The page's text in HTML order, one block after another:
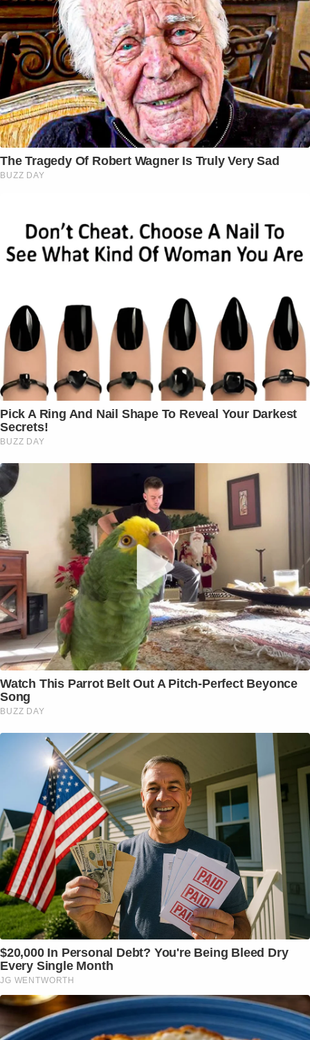
The Tragedy Of Robert Wagner Is Truly Very Sad
BUZZ DAY
Pick A Ring And Nail Shape To Reveal Your Darkest
Secrets!
BUZZ DAY
Watch This Parrot Belt Out A Pitch-Perfect Beyonce
Song
BUZZ DAY
$20,000 In Personal Debt? You're Being Bleed Dry
Every Single Month
JG WENTWORTH